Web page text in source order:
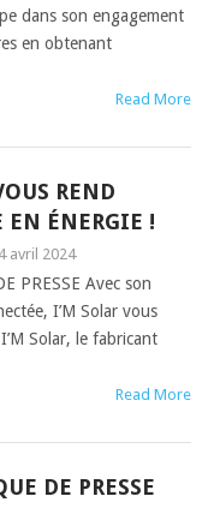
dans son engagement
en obtenant
Read More
REND
EN ÉNERGIE !
avril 2024
PRESSE Avec son
I’M Solar vous
Solar, le fabricant
Read More
DE PRESSE